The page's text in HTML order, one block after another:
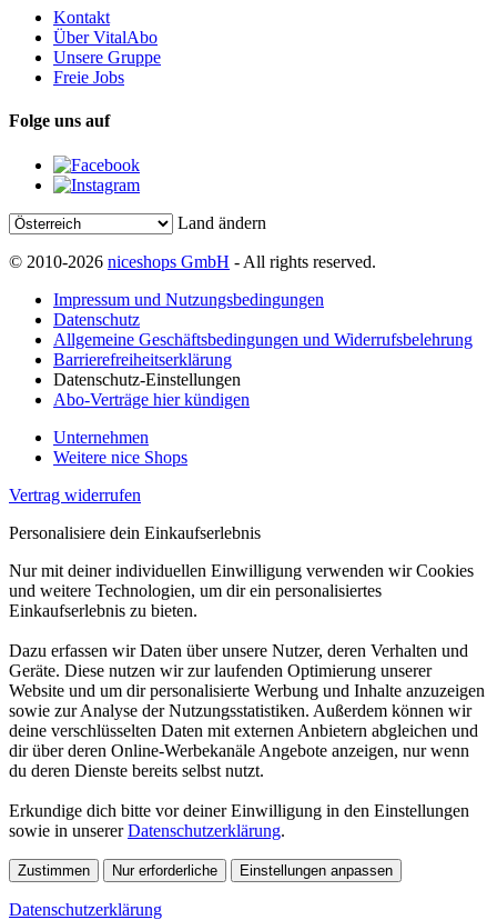
Kontakt
Über VitalAbo
Unsere Gruppe
Freie Jobs
Folge uns auf
Land ändern
© 2010-2026 niceshops GmbH - All rights reserved.
Impressum und Nutzungsbedingungen
Datenschutz
Allgemeine Geschäftsbedingungen und Widerrufsbelehrung
Barrierefreiheitserklärung
Datenschutz-Einstellungen
Abo-Verträge hier kündigen
Unternehmen
Weitere nice Shops
Vertrag widerrufen
Personalisiere dein Einkaufserlebnis
Nur mit deiner individuellen Einwilligung verwenden wir Cookies
und weitere Technologien, um dir ein personalisiertes
Einkaufserlebnis zu bieten.
Dazu erfassen wir Daten über unsere Nutzer, deren Verhalten und
Geräte. Diese nutzen wir zur laufenden Optimierung unserer
Website und um dir personalisierte Werbung und Inhalte anzuzeigen
sowie zur Analyse der Nutzungsstatistiken. Außerdem können wir
deine verschlüsselten Daten mit externen Anbietern abgleichen und
dir über deren Online-Werbekanäle Angebote anzeigen, nur wenn
du deren Dienste bereits selbst nutzt.
Erkundige dich bitte vor deiner Einwilligung in den Einstellungen
sowie in unsererDatenschutzerklärung.
Zustimmen Nur erforderliche Einstellungen anpassen
Datenschutzerklärung